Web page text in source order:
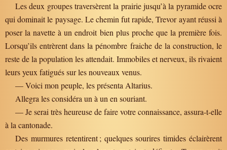
Les deux groupes traversèrent la prairie jusqu’à la pyramide ocre
qui dominait le paysage. Le chemin fut rapide, Trevor ayant réussi à
poser la navette à un endroit bien plus proche que la première fois.
Lorsqu’ils entrèrent dans la pénombre fraiche de la construction, le
reste de la population les attendait. Immobiles et nerveux, ils rivaient
leurs yeux fatigués sur les nouveaux venus.
— Voici mon peuple, les présenta Altarius.
Allegra les considéra un à un en souriant.
— Je serai très heureuse de faire votre connaissance, assura-t-elle
à la cantonade.
Des murmures retentirent ; quelques sourires timides éclairèrent